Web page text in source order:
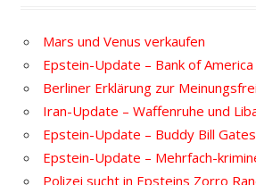
Mars und Venus verkaufen
Epstein-Update – Bank of America
Berliner Erklärung zur
Iran-Update – Waffenruhe und
Epstein-Update – Buddy Bill Gates
Epstein-Update – Mehrfach-
Polizei sucht in Epsteins Zorro